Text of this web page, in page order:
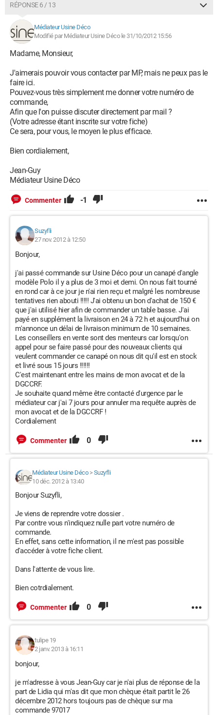
RÉPONSE 6 / 13
Médiateur Usine Déco
Modifié par Médiateur Usine Déco le 31/10/2012 15:56
Madame, Monsieur,
J'aimerais pouvoir vous contacter par MP, mais ne peux pas le
faire ici.
Pouvez-vous très simplement me donner votre numéro de
commande,
Afin que l'on puisse discuter directement par mail ?
(Votre adresse étant inscrite sur votre fiche)
Ce sera, pour vous, le moyen le plus efficace.
Bien cordialement,
Jean-Guy
Médiateur Usine Déco
Commenter -1
Suzyfli
27 nov. 2012 à 12:50
Bonjour,
j'ai passé commande sur Usine Déco pour un canapé d'angle
modèle Polo il y a plus de 3 moi et demi. On nous fait tourné
en rond car à ce jour je n'ai rien reçu et malgré les nombreuse
tentatives rien abouti !!!!! J'ai obtenu un bon d'achat de 150 €
que j'ai utilisé hier afin de commander un table basse. J'ai
payé en supplément la livraison en 24 à 72 h et aujourd'hui on
m'annonce un délai de livraison minimum de 10 semaines.
Les conseillers en vente sont des menteurs car lorsqu'on
appel pour se faire passé pour des nouveaux clients qui
veulent commander ce canapé on nous dit qu'il est en stock
et livré sous 15 jours !!!!!!
C'est maintenant entre les mains de mon avocat et de la
DGCCRF.
Je souhaite quand même être contacté d'urgence par le
médiateur car j'ai 7 jours pour annuler ma requête auprès de
mon avocat et de la DGCCRF !
Cordialement
Commenter 0
Médiateur Usine Déco> Suzyfli
10 déc. 2012 à 13:40
Bonjour Suzyfli,
Je viens de reprendre votre dossier .
Par contre vous n'indiquez nulle part votre numéro de
commande.
En effet, sans cette information, il ne m'est pas possible
d'accéder à votre fiche client.
Dans l'attente de vous lire.
Bien cotrdialement.
Commenter 0
tulipe 19
2 janv. 2013 à 16:11
bonjour,
je m'adresse à vous Jean-Guy car je n'ai plus de réponse de la
part de Lidia qui m'as dit que mon chèque était partit le 26
décembre 2012 hors toujours pas de chèque sur ma
commande 97017